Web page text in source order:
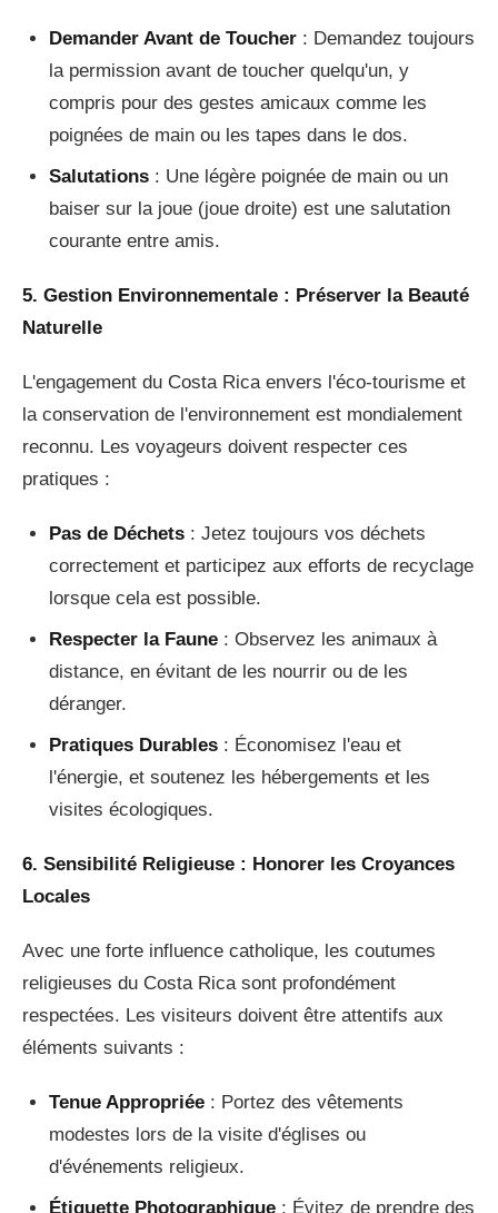
Demander Avant de Toucher : Demandez toujours
la permission avant de toucher quelqu'un, y
compris pour des gestes amicaux comme les
poignées de main ou les tapes dans le dos.
Salutations : Une légère poignée de main ou un
baiser sur la joue (joue droite) est une salutation
courante entre amis.
5. Gestion Environnementale : Préserver la Beauté
Naturelle
L'engagement du Costa Rica envers l'éco-tourisme et
la conservation de l'environnement est mondialement
reconnu. Les voyageurs doivent respecter ces
pratiques :
Pas de Déchets : Jetez toujours vos déchets
correctement et participez aux efforts de recyclage
lorsque cela est possible.
Respecter la Faune : Observez les animaux à
distance, en évitant de les nourrir ou de les
déranger.
Pratiques Durables : Économisez l'eau et
l'énergie, et soutenez les hébergements et les
visites écologiques.
6. Sensibilité Religieuse : Honorer les Croyances
Locales
Avec une forte influence catholique, les coutumes
religieuses du Costa Rica sont profondément
respectées. Les visiteurs doivent être attentifs aux
éléments suivants :
Tenue Appropriée : Portez des vêtements
modestes lors de la visite d'églises ou
d'événements religieux.
Étiquette Photographique : Évitez de prendre des